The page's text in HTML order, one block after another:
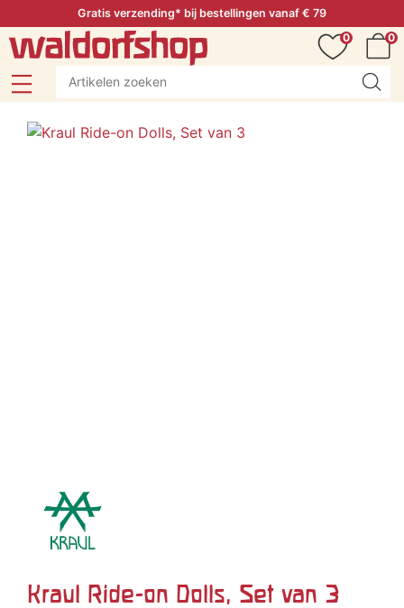
Gratis verzending* bij bestellingen vanaf € 79
0
0
Kraul Ride-on Dolls, Set van 3